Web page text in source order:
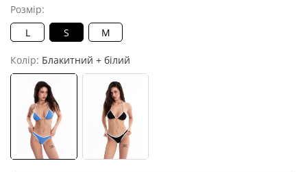
Розмір:
L
S M
Колір: Блакитний + білий